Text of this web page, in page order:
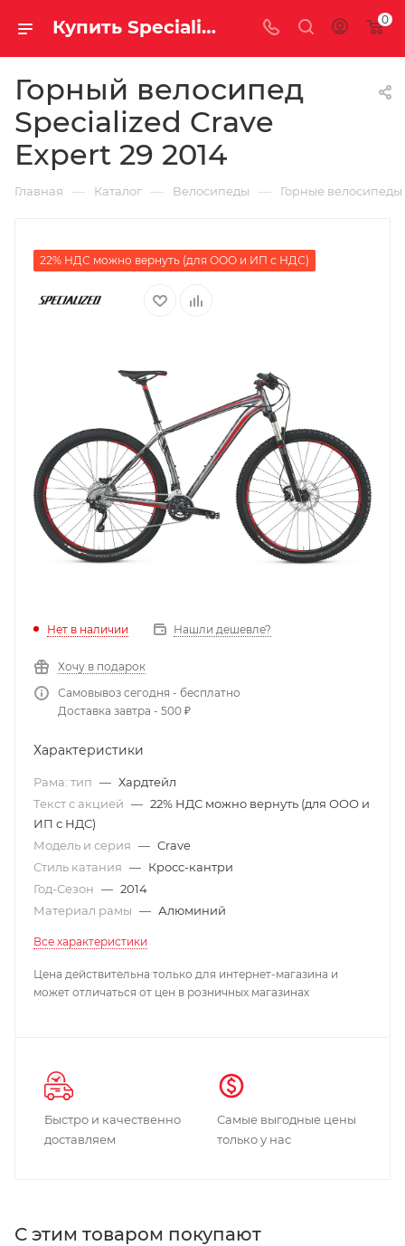
Купить Specialized Crave Expert 29 2014 за рублей, а со скидкой 0
Горный велосипед
Specialized Crave
Expert 29 2014
Главная — Каталог — Велосипеды — Горные велосипеды
22% НДС можно вернуть (для ООО и ИП с НДС)
Нет в наличии Нашли дешевле?
Хочу в подарок
Самовывоз сегодня - бесплатно
Доставка завтра - 500 ₽
Характеристики
Рама: тип — Хардтейл
Текст с акцией — 22% НДС можно вернуть (для ООО и
ИП с НДС)
Модель и серия — Crave
Стиль катания — Кросс-кантри
Год-Сезон — 2014
Материал рамы — Алюминий
Все характеристики
Цена действительна только для интернет-магазина и
может отличаться от цен в розничных магазинах
Быстро и качественно
доставляем
Самые выгодные цены
только у нас
С этим товаром покупают